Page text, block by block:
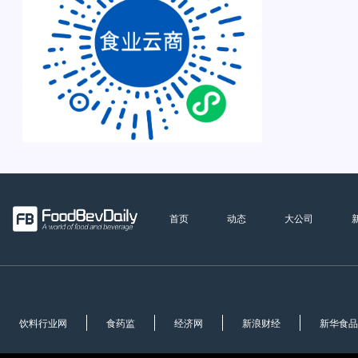
首页 动态 大公司
饮料行业网 食药监 经济网 新浪财经 新华食品